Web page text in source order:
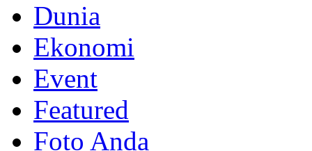
Dunia
Ekonomi
Event
Featured
Foto Anda